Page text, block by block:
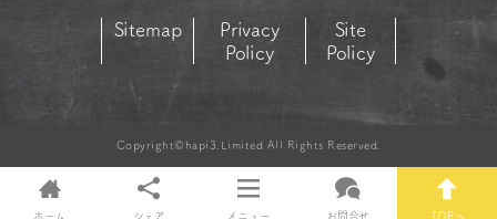
Sitemap
Privacy
Policy
Site
Policy
Copyright©hapi3.Limited All Rights Reserved.
ホーム シェア メニュー お問合せ TOPへ